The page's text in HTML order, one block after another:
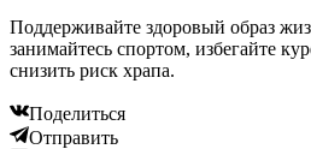
Поддерживайте здоровый образ
занимайтесь спортом, избегайте
снизить риск храпа.
Поделиться
Отправить